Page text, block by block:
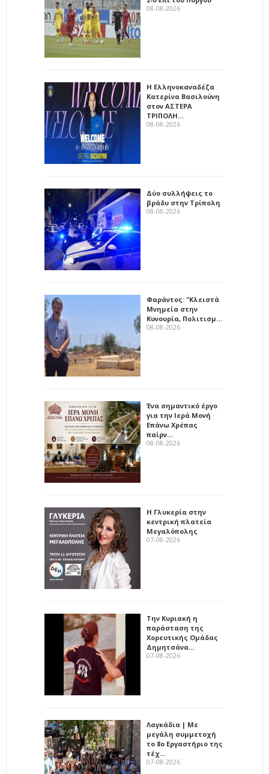
08-08-2026
Η Ελληνοκαναδέζα
Κατερίνα Βασιλούνη
στον ΑΣΤΕΡΑ
ΤΡΙΠΟΛΗ…
08-08-2026
Δύο συλλήψεις το
βράδυ στην Τρίπολη
08-08-2026
Φαράντος: "Κλειστά
Μνημεία στην
Κυνουρία, Πολιτισμ…
08-08-2026
Ένα σημαντικό έργο
για την Ιερά Μονή
Επάνω Χρέπας
παίρν…
08-08-2026
Η Γλυκερία στην
κεντρική πλατεία
Μεγαλόπολης
07-08-2026
Την Κυριακή η
παράσταση της
Χορευτικής Ομάδας
Δημητσάνα…
07-08-2026
Λαγκάδια | Με
μεγάλη συμμετοχή
το 8ο Εργαστήριο της
τέχ…
07-08-2026